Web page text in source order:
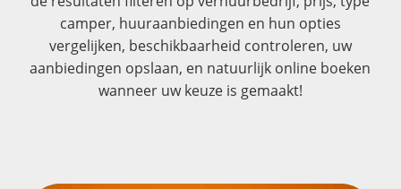
camper, huuraanbiedingen en hun opties
vergelijken, beschikbaarheid controleren, uw
aanbiedingen opslaan, en natuurlijk online boeken
wanneer uw keuze is gemaakt!